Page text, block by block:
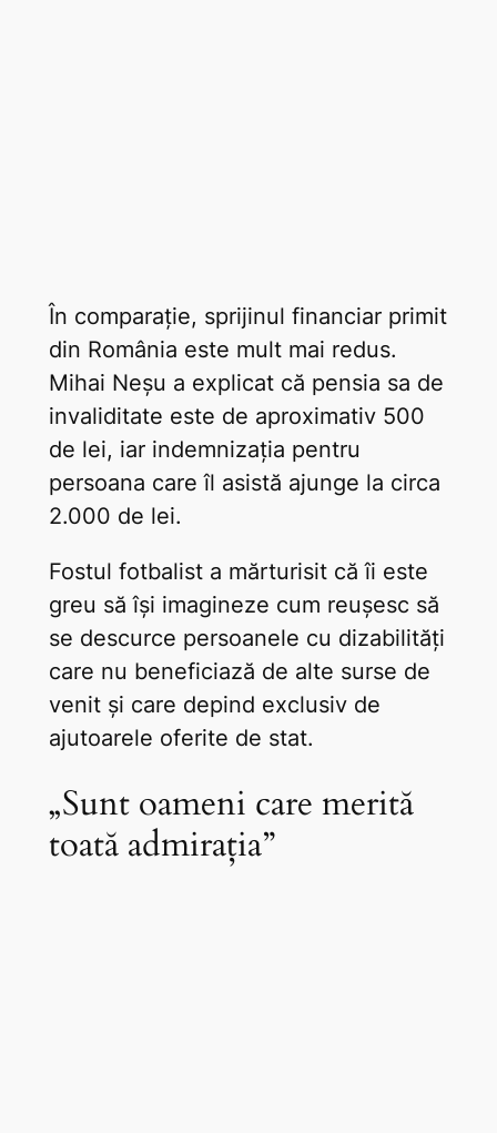
În comparație, sprijinul financiar primit
din România este mult mai redus.
Mihai Neșu a explicat că pensia sa de
invaliditate este de aproximativ 500
de lei, iar indemnizația pentru
persoana care îl asistă ajunge la circa
2.000 de lei.
Fostul fotbalist a mărturisit că îi este
greu să își imagineze cum reușesc să
se descurce persoanele cu dizabilități
care nu beneficiază de alte surse de
venit și care depind exclusiv de
ajutoarele oferite de stat.
„Sunt oameni care merită
toată admirația”